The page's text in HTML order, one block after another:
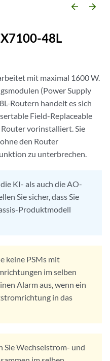
arrow_backward arrow_forward
48L
mit maximal 1600 W.
(Power Supply
Routern handelt es sich
Field-Replaceable
vorinstalliert. Sie
den Router
zu unterbrechen.
KI- als auch die AO-
Sie sicher, dass Sie
Produktmodell
keine PSMs mit
im selben
Alarm aus, wenn ein
in das
Sie Wechselstrom- und